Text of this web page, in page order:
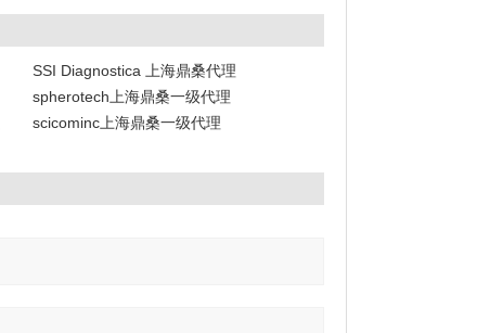
SSI Diagnostica 上海鼎桑代理
spherotech上海鼎桑一级代理
scicominc上海鼎桑一级代理